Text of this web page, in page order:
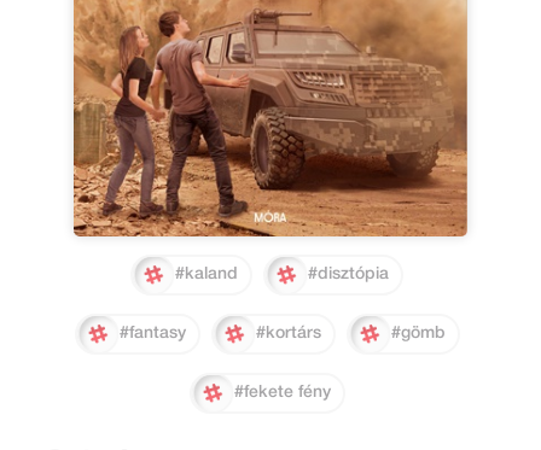
#kaland #disztópia
#fantasy #kortárs #gömb
#fekete fény